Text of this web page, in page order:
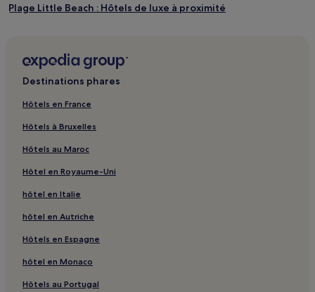
Plage Little Beach : Hôtels de luxe à proximité
Plage Little Beach : hôtels à proximité
Baie de William Bay : hôtels
Lockyer : hôtels
Forest Hill : hôtels
Marbelup : hôtels
Centennial Park : hôtels Hôtels avec parking
Green Valley : hôtels
Robinson : hôtels
Redmond : hôtels
Destinations phares
Hôtels en France
Hôtels à Bruxelles
Hôtels au Maroc
Hôtel en Royaume-Uni
hôtel en Italie
hôtel en Autriche
Hôtels en Espagne
hôtel en Monaco
Hôtels au Portugal